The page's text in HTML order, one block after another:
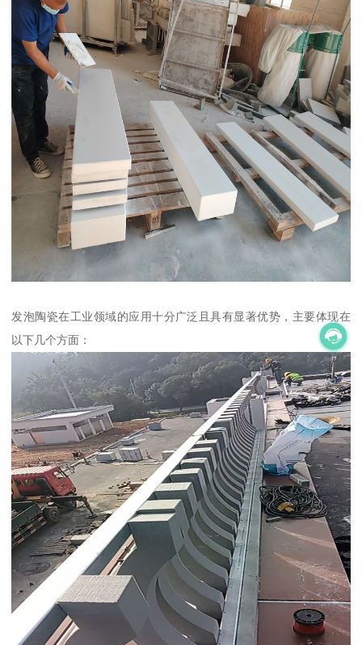
发泡陶瓷在工业领域的应用十分广泛且具有显著优势，主要体现在
以下几个方面：